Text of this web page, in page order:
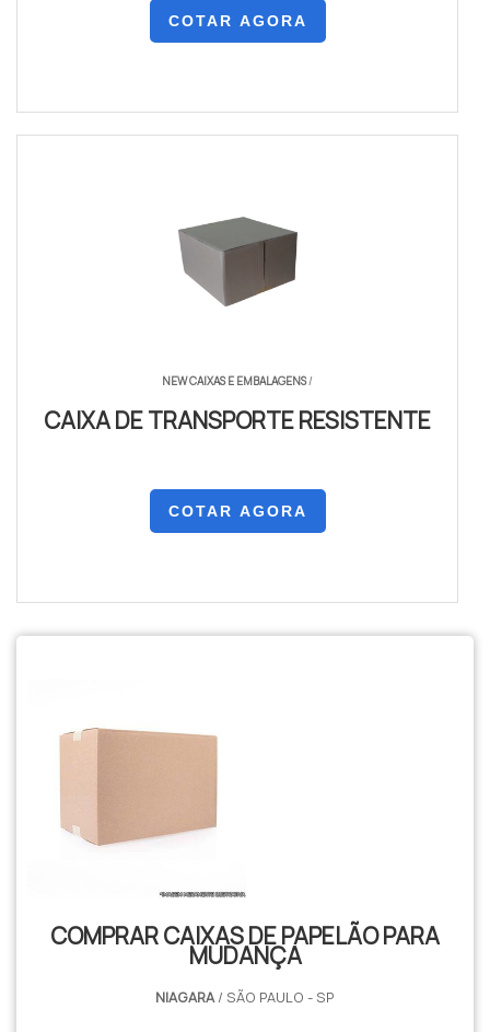
COTAR AGORA
NEW CAIXAS E EMBALAGENS/
CAIXA DE TRANSPORTE RESISTENTE
COTAR AGORA
COMPRAR CAIXAS DE PAPELÃO PARA
MUDANÇA
NIAGARA/ SÃO PAULO - SP